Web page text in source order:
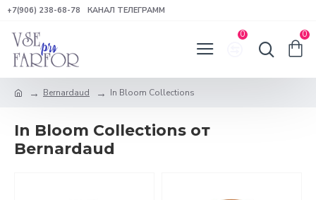
+7(906) 238-68-78 КАНАЛ ТЕЛЕГРАММ
0 0
Bernardaud In Bloom Collections
In Bloom Collections от
Bernardaud